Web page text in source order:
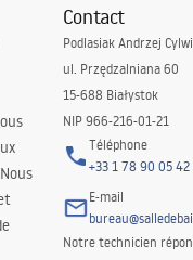
Contact
Podlasiak Andrzej
ul. Przędzalniana 60
15-688 Białystok
NIP 966-216-01-21
Téléphone
+33 1 78 90 05 42
E-mail
Notre technicien